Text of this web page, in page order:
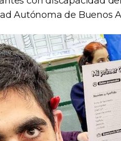
Autónoma de Buenos